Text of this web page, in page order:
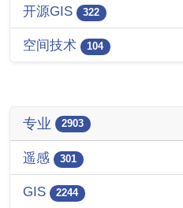
开源GIS 322
空间技术 104
专业 2903
遥感 301
GIS 2244